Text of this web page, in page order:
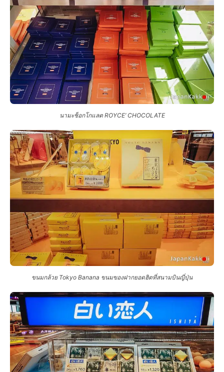
นามะช็อกโกแลต ROYCE’ CHOCOLATE
ขนมกล้วย Tokyo Banana ขนมของฝากยอดฮิตที่สนามบินญี่ปุ่น